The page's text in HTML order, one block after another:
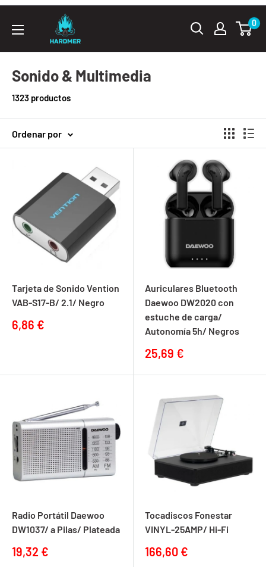
Ir
directamenteHardmer 0
Sonido & Multimedia
1323 productos
Ordenar por
Tarjeta de Sonido Vention
VAB-S17-B/ 2.1/ Negro
Precio
6,86 €
Auriculares Bluetooth
Daewoo DW2020 con
estuche de carga/
Autonomía 5h/ Negros
Precio
venta
25,69 €
Radio Portátil Daewoo
DW1037/ a Pilas/ Plateada
Precio
19,32 €
Tocadiscos Fonestar
VINYL-25AMP/ Hi-Fi
Precio
166,60 €